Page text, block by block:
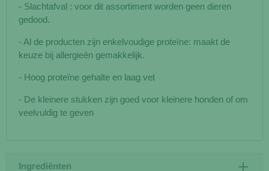
- Slachtafval : voor dit assortiment worden geen dieren
gedood.
- Al de producten zijn enkelvoudige proteïne: maakt de
keuze bij allergieën gemakkelijk.
- Hoog proteïne gehalte en laag vet
- De kleinere stukken zijn goed voor kleinere honden of om
veelvuldig te geven
Ingrediënten